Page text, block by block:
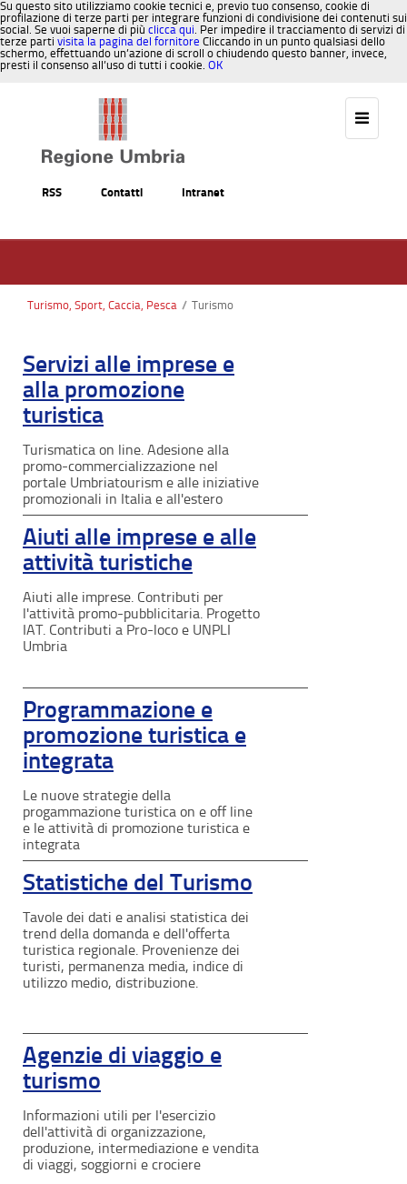
Su questo sito utilizziamo cookie tecnici e, previo tuo consenso, cookie di
profilazione di terze parti per integrare funzioni di condivisione dei contenuti sui
social. Se vuoi saperne di più clicca qui. Per impedire il tracciamento di servizi di
terze parti visita la pagina del fornitore Cliccando in un punto qualsiasi dello
schermo, effettuando un’azione di scroll o chiudendo questo banner, invece,
presti il consenso all’uso di tutti i cookie. OK
RSS Contatti Intranet
Turismo, Sport, Caccia, Pesca / Turismo
Servizi alle imprese e
alla promozione
turistica
Turismatica on line. Adesione alla
promo-commercializzazione nel
portale Umbriatourism e alle iniziative
promozionali in Italia e all'estero
Aiuti alle imprese e alle
attività turistiche
Aiuti alle imprese. Contributi per
l'attività promo-pubblicitaria. Progetto
IAT. Contributi a Pro-loco e UNPLI
Umbria
Programmazione e
promozione turistica e
integrata
Le nuove strategie della
progammazione turistica on e off line
e le attività di promozione turistica e
integrata
Statistiche del Turismo
Tavole dei dati e analisi statistica dei
trend della domanda e dell'offerta
turistica regionale. Provenienze dei
turisti, permanenza media, indice di
utilizzo medio, distribuzione.
Agenzie di viaggio e
turismo
Informazioni utili per l'esercizio
dell'attività di organizzazione,
produzione, intermediazione e vendita
di viaggi, soggiorni e crociere